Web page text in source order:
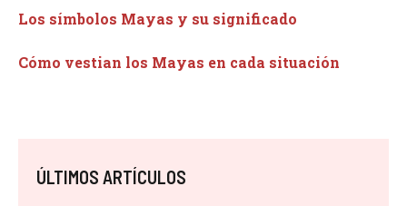
Los símbolos Mayas y su significado
Cómo vestian los Mayas en cada situación
ÚLTIMOS ARTÍCULOS